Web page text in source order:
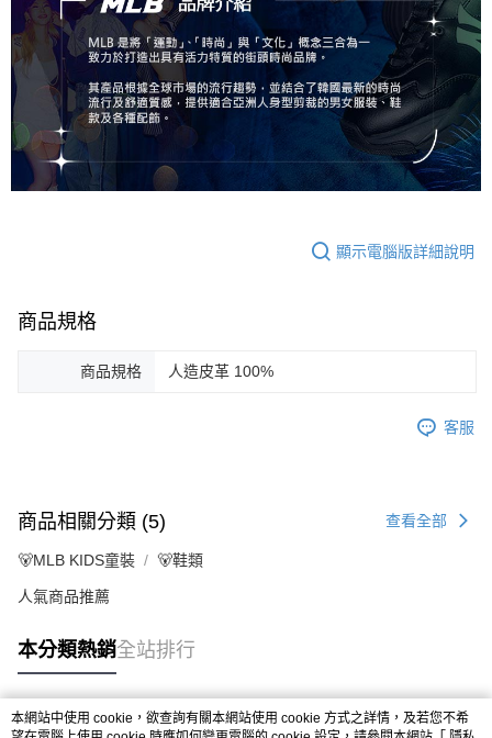
顯示電腦版詳細說明
商品規格
商品規格 人造皮革 100%
客服
商品相關分類 (5) 查看全部
🐻MLB KIDS童裝 🐻鞋類
人氣商品推薦
本分類熱銷全站排行
本網站中使用 cookie，欲查詢有關本網站使用 cookie 方式之詳情，及若您不希